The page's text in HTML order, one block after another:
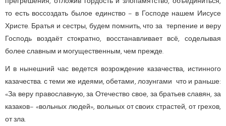
то есть воссоздать былое единство – в Господе нашем Иисусе
Христе. Братья и сестры, будем помнить, что за терпение и веру
Господь воздаёт стократно, восстанавливает всё, соделывая
более славным и могущественным, чем прежде.
И в нынешний час ведется возрождение казачества, истинного
казачества. с теми же идеями, обетами, лозунгами что и раньше:
«За веру православную, за Отечество свое, за братьев славян, за
казаков– «вольных людей», вольных от своих страстей, от грехов,
от зла.